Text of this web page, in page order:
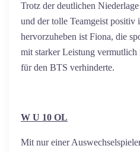
Trotz der deutlichen
und der tolle Teamgeist positiv
hervorzuheben ist Fiona, die
mit starker Leistung
für den BTS verhinderte.
W U 10 OL
Mit nur einer